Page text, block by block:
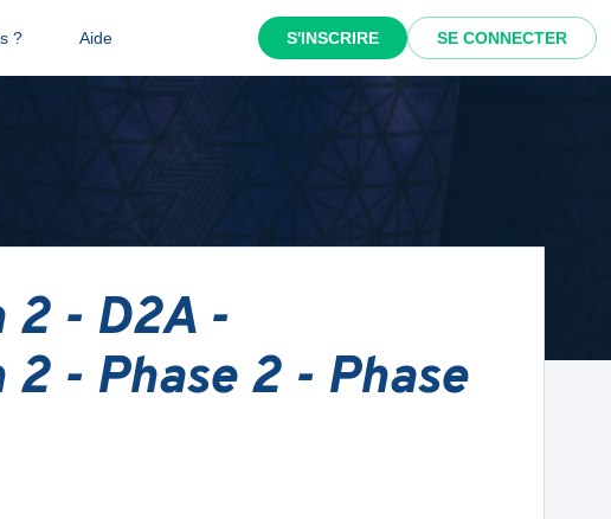
? Aide S'INSCRIRE SE CONNECTER
2 - D2A -
- Phase 2 - Phase